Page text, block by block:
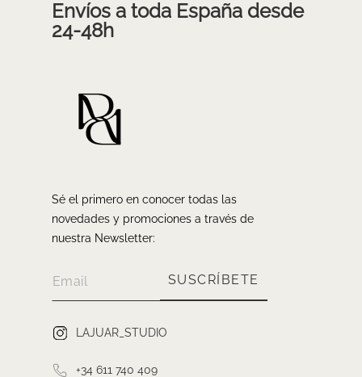
Envíos a toda España desde
24-48h
Sé el primero en conocer todas las
novedades y promociones a través de
nuestra Newsletter:
SUSCRÍBETE
LAJUAR_STUDIO
+34 611 740 409